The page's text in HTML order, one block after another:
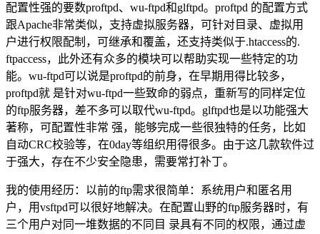
配置性强的要数proftpd、wu-ftpd和glftpd。proftpd 的配置方式
跟Apache非常类似，支持虚拟服务器，可针对目录、虚拟用
户进行权限配制，可继承和覆盖，还支持类似于.htaccess的.
ftpaccess，此外还有众多的模块可以帮助实现一些特定的功
能。wu-ftpd可以说是proftpd的前身，在早期用得比较多，
proftpd就 是针对wu-ftpd一些致命的弱点，重新写的同样定位
的ftp服务器，差不多可以取代wu-ftpd。glftpd也是以功能强大
著称，可配置性非常 强，能够完成一些很独特的任务，比如
自动CRC校验等，在0day等组织用得很多。由于这几款软件过
于强大，存在不少安全隐患，需要常打补丁。
我的使用经历：以前的ftp需求很简单：系统用户和匿名用
户，用vsftpd可以很好地解决。在配置山野的ftp服务器时，有
三个用户对同一堆数据的不同目 录具有不同的权限，通过虚